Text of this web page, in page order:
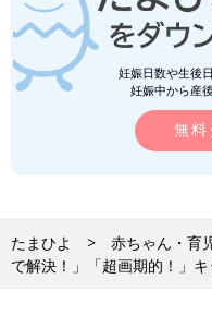
妊娠日数や生後
妊娠中から産
無料
たまひよ 赤ちゃん・育
で解決！」「超画期的！」